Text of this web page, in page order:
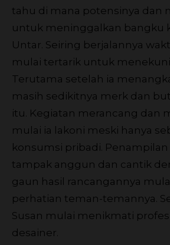
tahu di mana potensinya dan
untuk meninggalkan bangku
Untar. Seiring berjalannya
mulai tertarik untuk menekuni
Terutama setelah ia
masih sedikitnya merk dan
itu. Kegiatan merancang dan
mulai ia lakoni meski hanya
konsumsi pribadi. Penampilan
tampak anggun dan cantik
gaun hasil rancangannya
perhatian teman-temannya.
Susan mulai menikmati
desainer.